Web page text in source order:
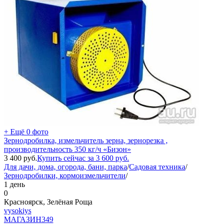
+ Ещё 0 фото
Зернодробилка, измельчитель зерна, зернорезка ,
производительность 350 кг/ч «Бизон»
3 400 руб.Купить сейчас за 3 600 руб.
Для дачи, дома, огорода, бани, парка/Садовая техника/
Зернодробилки, кормоизмельчители/
1 день
0
Красноярск, Зелёная Роща
vysokiys
МАГАЗИН349